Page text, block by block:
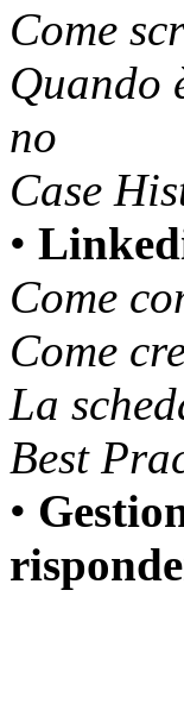
Come
Quando
no
Case
•
Come
Come
La
Best
•